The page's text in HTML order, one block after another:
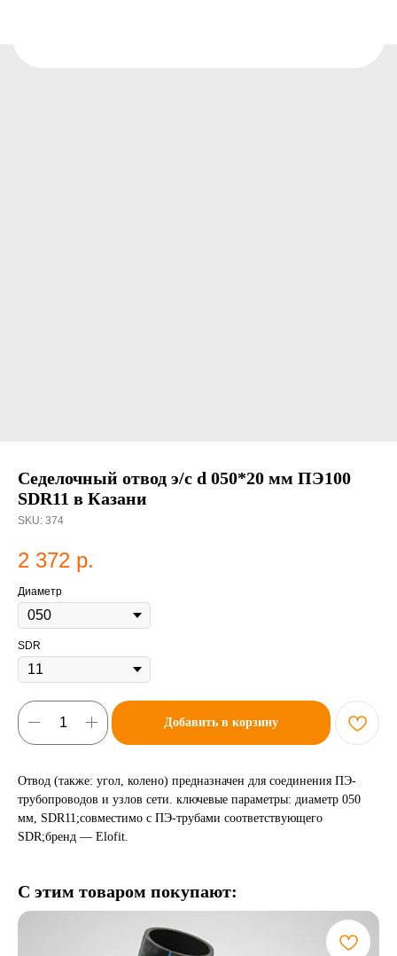
Седелочный отвод э/с d 050*20 мм ПЭ100
SDR11 в Казани
SKU: 374
2 372 р.
Диаметр
SDR
Добавить в корзину
Отвод (также: угол, колено) предназначен для соединения ПЭ-
трубопроводов и узлов сети. ключевые параметры: диаметр 050
мм, SDR11;совместимо с ПЭ-трубами соответствующего
SDR;бренд — Elofit.
С этим товаром покупают: